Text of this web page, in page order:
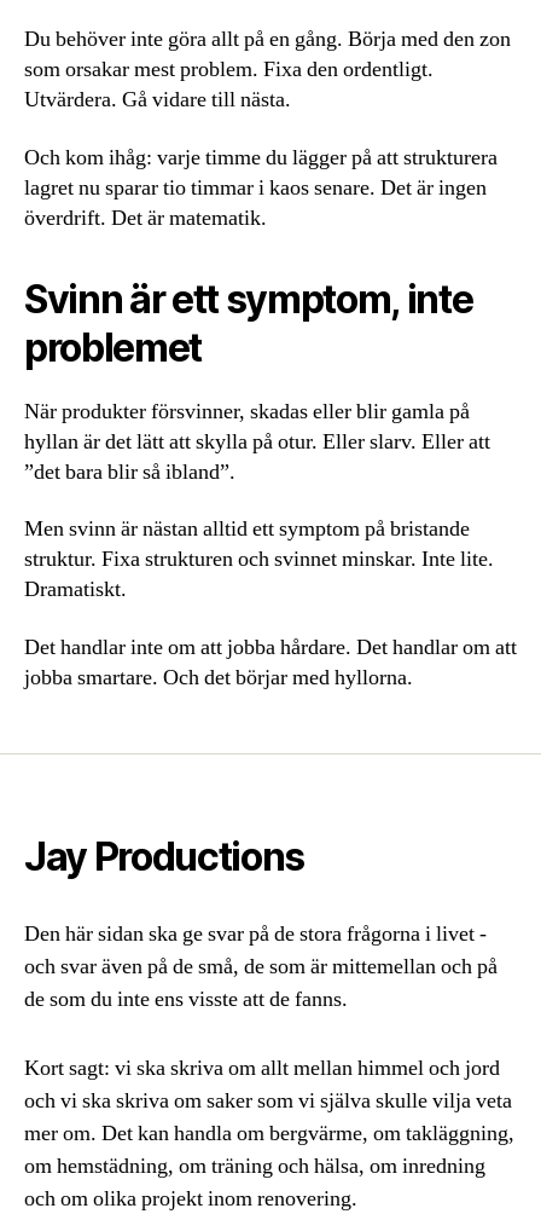
Du behöver inte göra allt på en gång. Börja med den zon
som orsakar mest problem. Fixa den ordentligt.
Utvärdera. Gå vidare till nästa.
Och kom ihåg: varje timme du lägger på att strukturera
lagret nu sparar tio timmar i kaos senare. Det är ingen
överdrift. Det är matematik.
Svinn är ett symptom, inte
problemet
När produkter försvinner, skadas eller blir gamla på
hyllan är det lätt att skylla på otur. Eller slarv. Eller att
”det bara blir så ibland”.
Men svinn är nästan alltid ett symptom på bristande
struktur. Fixa strukturen och svinnet minskar. Inte lite.
Dramatiskt.
Det handlar inte om att jobba hårdare. Det handlar om att
jobba smartare. Och det börjar med hyllorna.
Jay Productions
Den här sidan ska ge svar på de stora frågorna i livet -
och svar även på de små, de som är mittemellan och på
de som du inte ens visste att de fanns.
Kort sagt: vi ska skriva om allt mellan himmel och jord
och vi ska skriva om saker som vi själva skulle vilja veta
mer om. Det kan handla om bergvärme, om takläggning,
om hemstädning, om träning och hälsa, om inredning
och om olika projekt inom renovering.